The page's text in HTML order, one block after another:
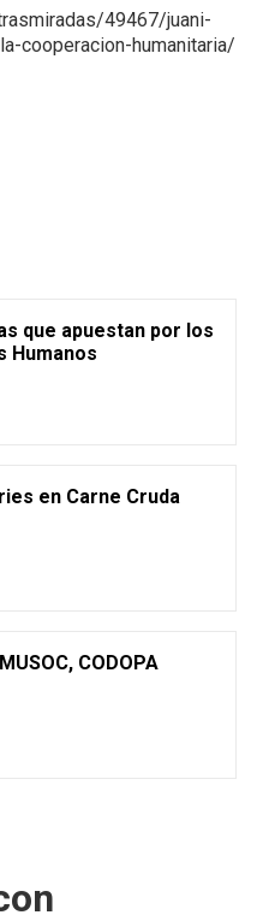
49467/juani-
cooperacion-humanitaria/
que apuestan por los
Humanos
en Carne Cruda
CODOPA